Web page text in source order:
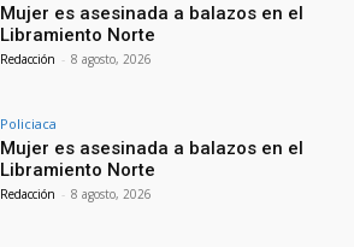
Mujer es asesinada a balazos en el
Libramiento Norte
Redacción - 8 agosto, 2026
Policiaca
Mujer es asesinada a balazos en el
Libramiento Norte
Redacción - 8 agosto, 2026